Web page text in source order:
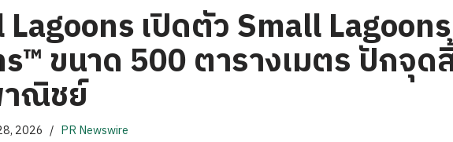
เปิดตัว Small
ขนาด 500 ตารางเมตร ปักจุ
าณิชย์
2026 PR Newswire